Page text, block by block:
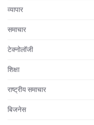
व्यापार
समाचार
टेक्नोलॉजी
शिक्षा
राष्ट्रीय समाचार
बिजनेस